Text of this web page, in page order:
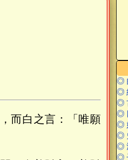
◎
◎
◎
◎
◎
◎
◎
◎
而白之言：「唯願